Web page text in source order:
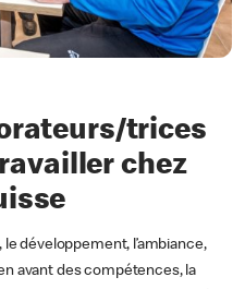
trices
chez
le développement, l’ambiance,
avant des compétences, la